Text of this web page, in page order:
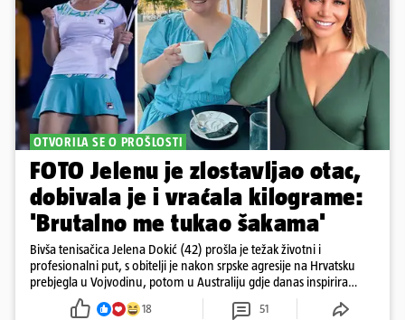
OTVORILA SE O PROŠLOSTI
FOTO Jelenu je zlostavljao otac,
dobivala je i vraćala kilograme:
'Brutalno me tukao šakama'
Bivša tenisačica Jelena Dokić (42) prošla je težak životni i
profesionalni put, s obitelji je nakon srpske agresije na Hrvatsku
prebjegla u Vojvodinu, potom u Australiju gdje danas inspirira
18 51